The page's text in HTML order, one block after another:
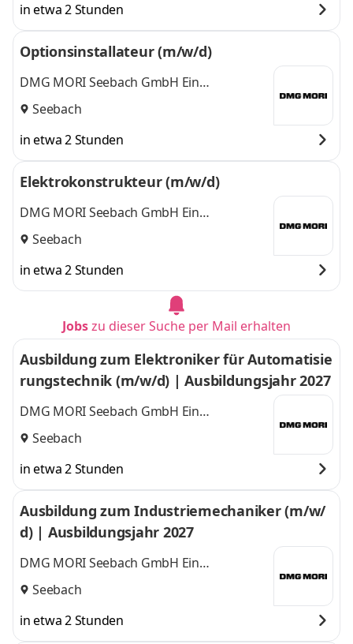
in etwa 2 Stunden
Optionsinstallateur (m/w/d)
DMG MORI Seebach GmbH Ein
Unternehmen der DMG MORI Gruppe
Seebach
in etwa 2 Stunden
Elektrokonstrukteur (m/w/d)
DMG MORI Seebach GmbH Ein
Unternehmen der DMG MORI Gruppe
Seebach
in etwa 2 Stunden
Jobszu dieser Suche per Mail erhalten
Ausbildung zum Elektroniker für Automatisie
rungstechnik (m/w/d) | Ausbildungsjahr 2027
DMG MORI Seebach GmbH Ein
Unternehmen der DMG MORI Gruppe
Seebach
in etwa 2 Stunden
Ausbildung zum Industriemechaniker (m/w/
d) | Ausbildungsjahr 2027
DMG MORI Seebach GmbH Ein
Unternehmen der DMG MORI Gruppe
Seebach
in etwa 2 Stunden